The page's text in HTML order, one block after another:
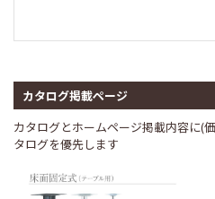
カタログ掲載ページ
カタログとホームページ掲載内容に(
タログを優先します